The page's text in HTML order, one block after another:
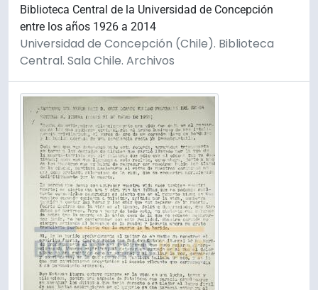
Biblioteca Central de la Universidad de Concepción
entre los años 1926 a 2014
Universidad de Concepción (Chile). Biblioteca
Central. Sala Chile. Archivos